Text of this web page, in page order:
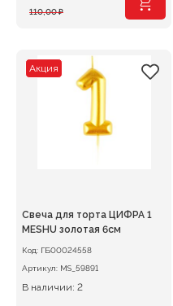
110,00₽
Первоначальная
110,00 ₽.
Текущая
Акция
Свеча для торта ЦИФРА 1
MESHU золотая 6см
Код: ГБ00024558
Артикул: MS_59891
В наличии: 2